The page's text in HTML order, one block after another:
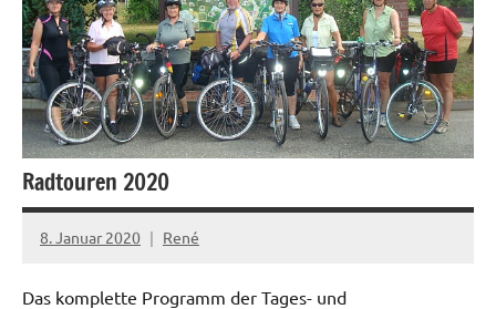
Radtouren 2020
8. Januar 2020 René
Das komplette Programm der Tages- und